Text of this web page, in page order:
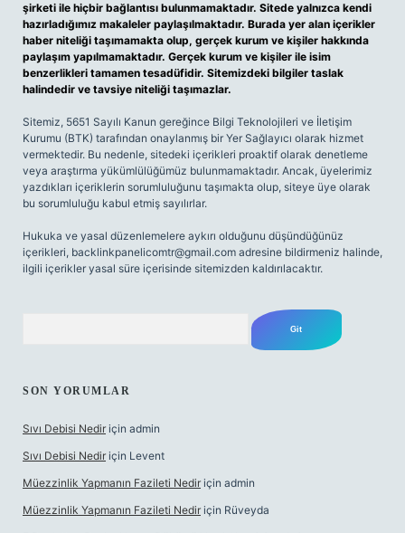
şirketi ile hiçbir bağlantısı bulunmamaktadır. Sitede yalnızca kendi
hazırladığımız makaleler paylaşılmaktadır. Burada yer alan içerikler
haber niteliği taşımamakta olup, gerçek kurum ve kişiler hakkında
paylaşım yapılmamaktadır. Gerçek kurum ve kişiler ile isim
benzerlikleri tamamen tesadüfidir. Sitemizdeki bilgiler taslak
halindedir ve tavsiye niteliği taşımazlar.
Sitemiz, 5651 Sayılı Kanun gereğince Bilgi Teknolojileri ve İletişim
Kurumu (BTK) tarafından onaylanmış bir Yer Sağlayıcı olarak hizmet
vermektedir. Bu nedenle, sitedeki içerikleri proaktif olarak denetleme
veya araştırma yükümlülüğümüz bulunmamaktadır. Ancak, üyelerimiz
yazdıkları içeriklerin sorumluluğunu taşımakta olup, siteye üye olarak
bu sorumluluğu kabul etmiş sayılırlar.
Hukuka ve yasal düzenlemelere aykırı olduğunu düşündüğünüz
içerikleri, backlinkpanelicomtr@gmail.com adresine bildirmeniz halinde,
ilgili içerikler yasal süre içerisinde sitemizden kaldırılacaktır.
SON YORUMLAR
Sıvı Debisi Nedir için admin
Sıvı Debisi Nedir için Levent
Müezzinlik Yapmanın Fazileti Nedir için admin
Müezzinlik Yapmanın Fazileti Nedir için Rüveyda